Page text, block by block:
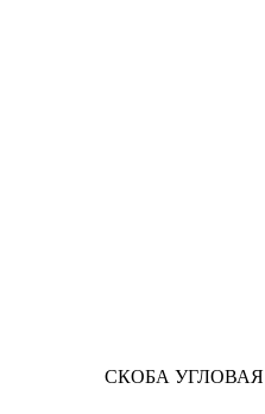
СКОБА УГЛОВАЯ